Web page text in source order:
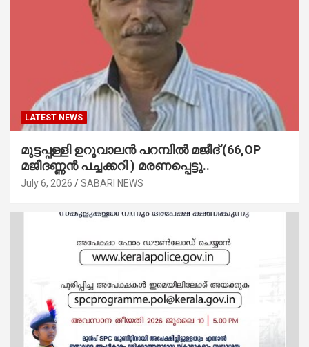
LATEST NEWS
മുട്ടപ്പള്ളി ഉറുവാലൻ പറമ്പിൽ മജീദ് (66,OP
മജീദണ്ണൻ പച്ചക്കറി ) മരണപ്പെട്ടു..
July 6, 2026 SABARI NEWS